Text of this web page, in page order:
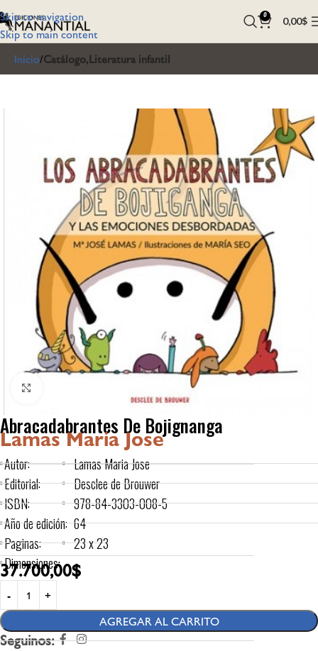
Skip to navigation
Skip to main content
0 0,00$
Inicio Catálogo,Literatura infantil
Abracadabrantes De Bojignanga
Lamas Maria Jose
Autor:
Editorial:
ISBN:
Año de edición:
Paginas:
Dimensiones:
Lamas Maria Jose
Desclee de Brouwer
978-84-3303-008-5
64
23 x 23
37.700,00$
AGREGAR AL CARRITO
Seguinos: